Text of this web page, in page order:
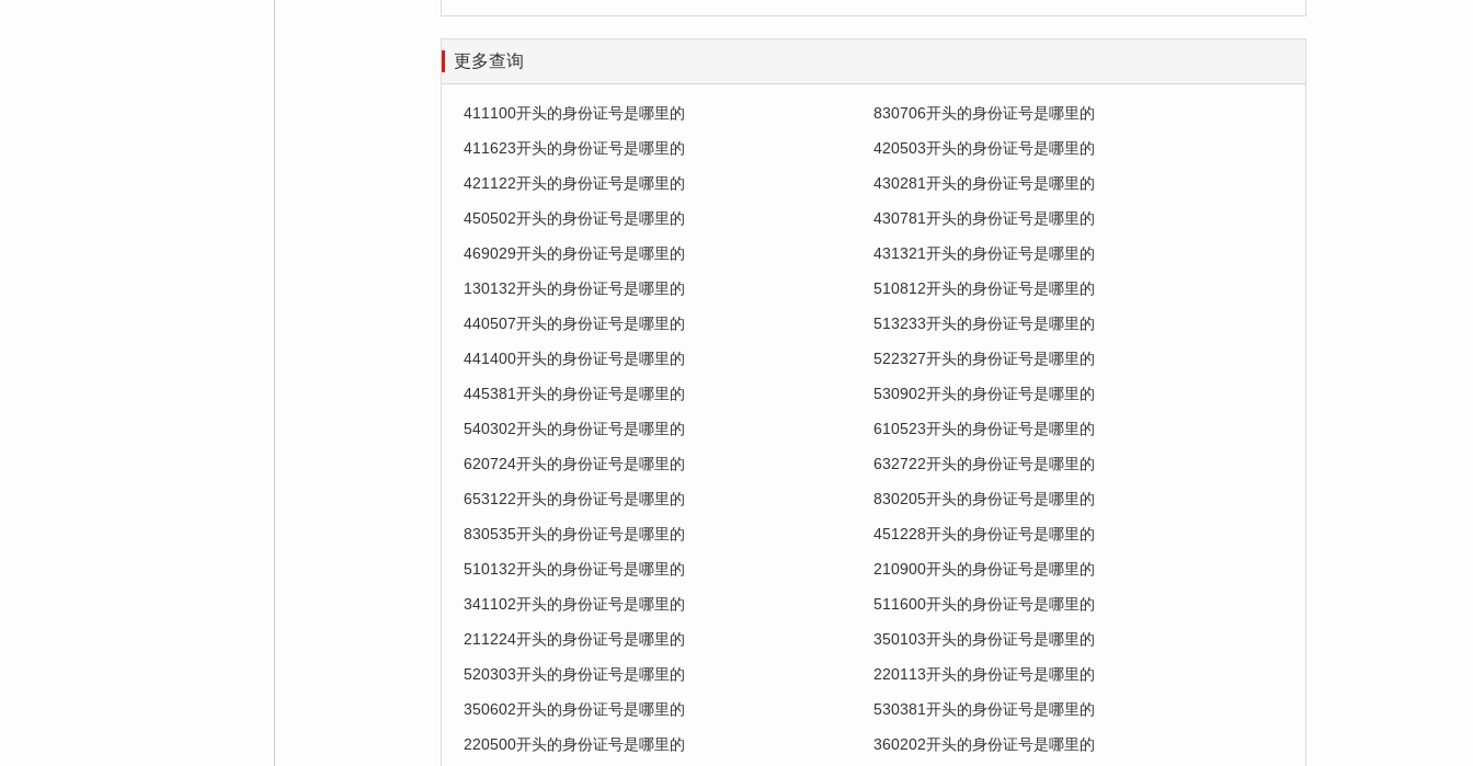
更多查询
411100开头的身份证号是哪里的
830706开头的身份证号是哪里的
411623开头的身份证号是哪里的
420503开头的身份证号是哪里的
421122开头的身份证号是哪里的
430281开头的身份证号是哪里的
450502开头的身份证号是哪里的
430781开头的身份证号是哪里的
469029开头的身份证号是哪里的
431321开头的身份证号是哪里的
130132开头的身份证号是哪里的
510812开头的身份证号是哪里的
440507开头的身份证号是哪里的
513233开头的身份证号是哪里的
441400开头的身份证号是哪里的
522327开头的身份证号是哪里的
445381开头的身份证号是哪里的
530902开头的身份证号是哪里的
540302开头的身份证号是哪里的
610523开头的身份证号是哪里的
620724开头的身份证号是哪里的
632722开头的身份证号是哪里的
653122开头的身份证号是哪里的
830205开头的身份证号是哪里的
830535开头的身份证号是哪里的
451228开头的身份证号是哪里的
510132开头的身份证号是哪里的
210900开头的身份证号是哪里的
341102开头的身份证号是哪里的
511600开头的身份证号是哪里的
211224开头的身份证号是哪里的
350103开头的身份证号是哪里的
520303开头的身份证号是哪里的
220113开头的身份证号是哪里的
350602开头的身份证号是哪里的
530381开头的身份证号是哪里的
220500开头的身份证号是哪里的
360202开头的身份证号是哪里的